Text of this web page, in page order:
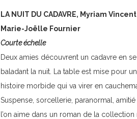
LA NUIT DU CADAVRE, Myriam
Marie-Joëlle Fournier
Courte échelle
Deux amies découvrent un cadavre en se
baladant la nuit. La table est mise pour
histoire morbide qui va virer en
Suspense, sorcellerie, paranormal,
l’on aime dans un roman de la